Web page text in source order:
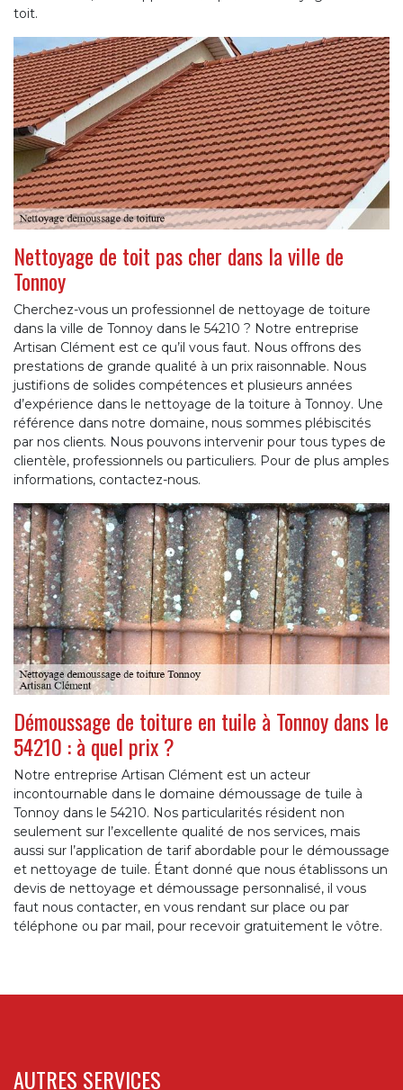
toit.
Nettoyage de toit pas cher dans la ville de
Tonnoy
Cherchez-vous un professionnel de nettoyage de toiture
dans la ville de Tonnoy dans le 54210 ? Notre entreprise
Artisan Clément est ce qu’il vous faut. Nous offrons des
prestations de grande qualité à un prix raisonnable. Nous
justifions de solides compétences et plusieurs années
d’expérience dans le nettoyage de la toiture à Tonnoy. Une
référence dans notre domaine, nous sommes plébiscités
par nos clients. Nous pouvons intervenir pour tous types de
clientèle, professionnels ou particuliers. Pour de plus amples
informations, contactez-nous.
Démoussage de toiture en tuile à Tonnoy dans le
54210 : à quel prix ?
Notre entreprise Artisan Clément est un acteur
incontournable dans le domaine démoussage de tuile à
Tonnoy dans le 54210. Nos particularités résident non
seulement sur l’excellente qualité de nos services, mais
aussi sur l’application de tarif abordable pour le démoussage
et nettoyage de tuile. Étant donné que nous établissons un
devis de nettoyage et démoussage personnalisé, il vous
faut nous contacter, en vous rendant sur place ou par
téléphone ou par mail, pour recevoir gratuitement le vôtre.
AUTRES SERVICES